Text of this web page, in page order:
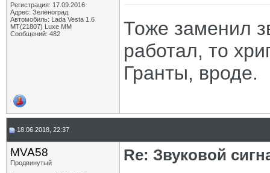
Регистрация: 17.09.2016
Адрес: Зеленоград
Автомобиль: Lada Vesta 1.6
MT(21807) Luxe MM
Сообщений: 482
Тоже заменил
работал, то
Гранты, вроде.
18.06.2018, 22:37
MVA58
Продвинутый
Re: Звуковой